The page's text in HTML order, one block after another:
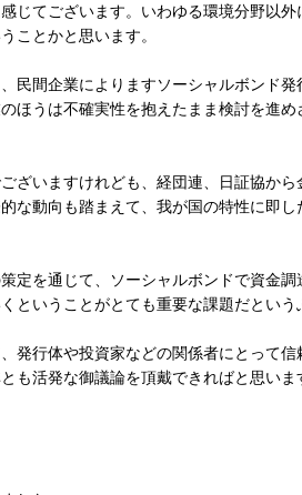
じてございます。いわゆる環境分野以
ことかと思います。
間企業によりますソーシャルボンド発
ほうは不確実性を抱えたまま検討を進
ざいますけれども、経団連、日証協から
な動向も踏まえて、我が国の特性に即
定を通じて、ソーシャルボンドで資金
ということがとても重要な課題だという
発行体や投資家などの関係者にとって信
も活発な御議論を頂戴できればと思いま